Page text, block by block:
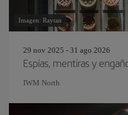
Imagen: Raytan
29 nov 2025 - 31 ago 2026
Espías, mentiras y
IWM North